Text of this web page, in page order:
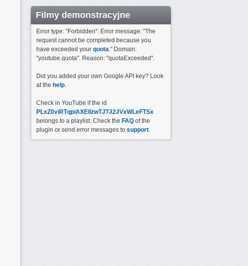
Filmy demonstracyjne
Error type: "Forbidden". Error message: "The
request cannot be completed because you
have exceeded your quota." Domain:
"youtube.quota". Reason: "quotaExceeded".
Did you added your own Google API key? Look
at the help.
Check in YouTube if the id
PLxZ0viRTqpiAXEllzwTJTJ2JVxWLeFTSx
belongs to a playlist. Check the FAQ of the
plugin or send error messages to support.